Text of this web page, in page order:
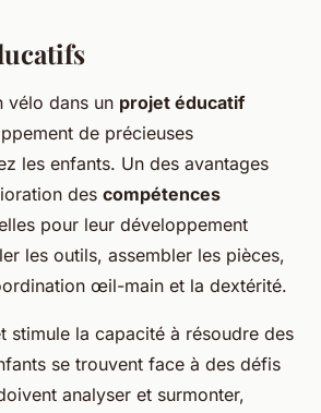
vélo dans un projet éducatif
de précieuses
les enfants. Un des avantages
des compétences
pour leur développement
les outils, assembler les pièces,
œil-main et la dextérité.
stimule la capacité à résoudre des
se trouvent face à des défis
analyser et surmonter,